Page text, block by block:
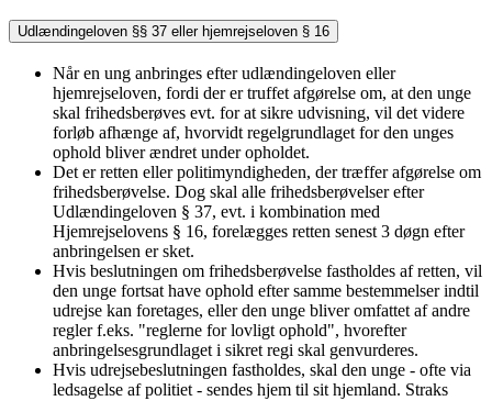
Udlændingeloven §§ 37 eller hjemrejseloven § 16
Når en ung anbringes efter udlændingeloven eller
hjemrejseloven, fordi der er truffet afgørelse om, at den unge
skal frihedsberøves evt. for at sikre udvisning, vil det videre
forløb afhænge af, hvorvidt regelgrundlaget for den unges
ophold bliver ændret under opholdet.
Det er retten eller politimyndigheden, der træffer afgørelse om
frihedsberøvelse. Dog skal alle frihedsberøvelser efter
Udlændingeloven § 37, evt. i kombination med
Hjemrejselovens § 16, forelægges retten senest 3 døgn efter
anbringelsen er sket.
Hvis beslutningen om frihedsberøvelse fastholdes af retten, vil
den unge fortsat have ophold efter samme bestemmelser indtil
udrejse kan foretages, eller den unge bliver omfattet af andre
regler f.eks. "reglerne for lovligt ophold", hvorefter
anbringelsesgrundlaget i sikret regi skal genvurderes.
Hvis udrejsebeslutningen fastholdes, skal den unge - ofte via
ledsagelse af politiet - sendes hjem til sit hjemland. Straks